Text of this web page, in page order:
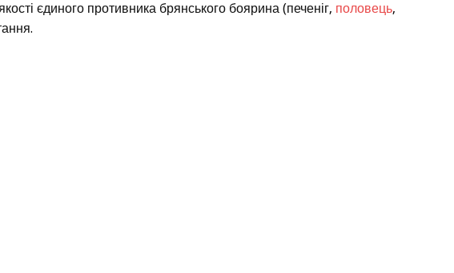
єдиного противника брянського боярина (печеніг, половець,